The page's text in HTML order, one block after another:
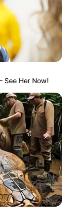
See Her Now!